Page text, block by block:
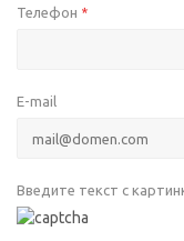
Телефон *
E-mail
Введите текст с